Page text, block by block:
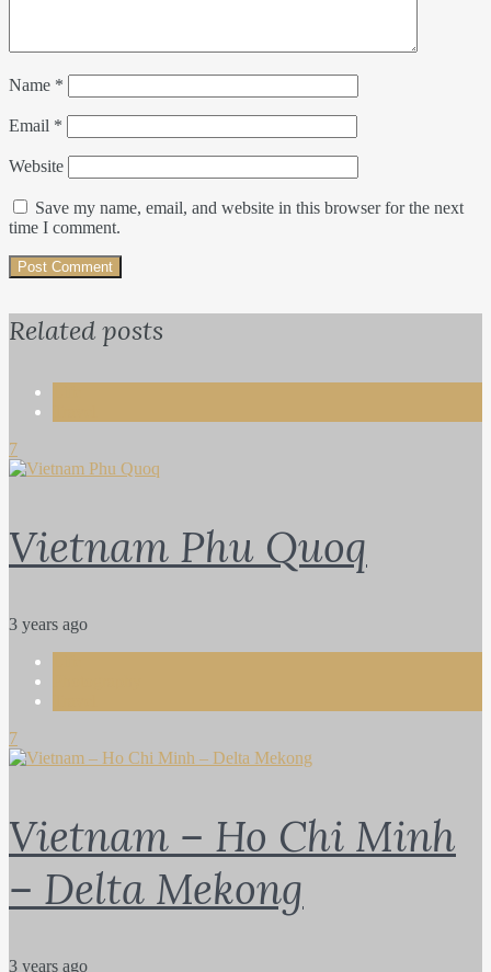
Name *
Email *
Website
Save my name, email, and website in this browser for the next
time I comment.
Related posts
7
Vietnam Phu Quoq
3 years ago
7
Vietnam – Ho Chi Minh
– Delta Mekong
3 years ago